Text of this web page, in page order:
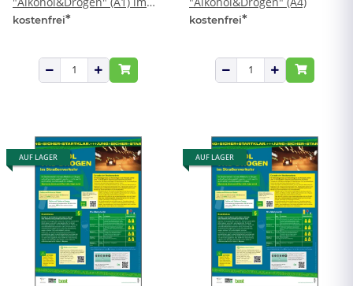
Karton
kostenfrei* kostenfrei*
AUF LAGER AUF LAGER